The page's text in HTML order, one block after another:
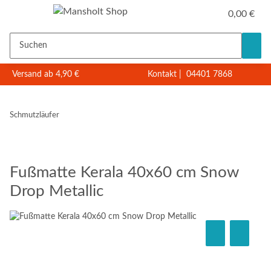
0,00 €
Versand ab 4,90 € Kontakt 04401 7868
Schmutzläufer
Fußmatte Kerala 40x60 cm Snow
Drop Metallic